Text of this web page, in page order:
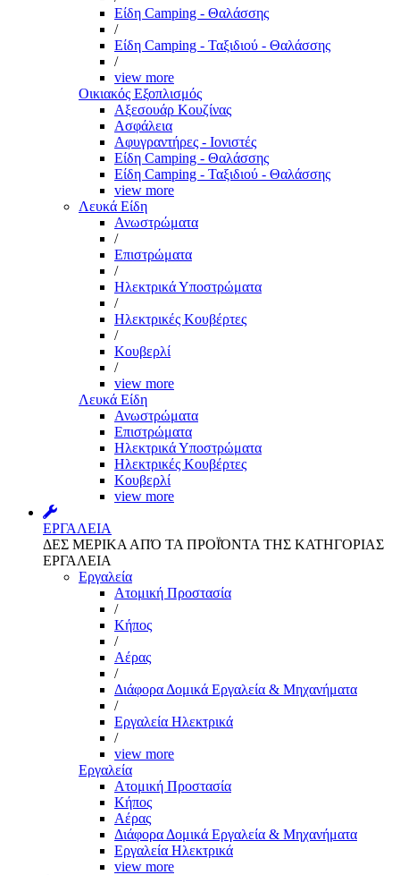
Είδη Camping - Θαλάσσης
/
Είδη Camping - Ταξιδιού - Θαλάσσης
/
view more
Οικιακός Εξοπλισμός
Αξεσουάρ Κουζίνας
Ασφάλεια
Αφυγραντήρες - Ιονιστές
Είδη Camping - Θαλάσσης
Είδη Camping - Ταξιδιού - Θαλάσσης
view more
Λευκά Είδη
Ανωστρώματα
/
Επιστρώματα
/
Ηλεκτρικά Υποστρώματα
/
Ηλεκτρικές Κουβέρτες
/
Κουβερλί
/
view more
Λευκά Είδη
Ανωστρώματα
Επιστρώματα
Ηλεκτρικά Υποστρώματα
Ηλεκτρικές Κουβέρτες
Κουβερλί
view more
ΕΡΓΑΛΕΙΑ
ΔΕΣ ΜΕΡΙΚΑ ΑΠΌ ΤΑ ΠΡΟΪΌΝΤΑ ΤΗΣ ΚΑΤΗΓΟΡΙΑΣ
ΕΡΓΑΛΕΙΑ
Εργαλεία
Aτομική Προστασία
/
Kήπος
/
Αέρας
/
Διάφορα Δομικά Εργαλεία & Μηχανήματα
/
Εργαλεία Ηλεκτρικά
/
view more
Εργαλεία
Aτομική Προστασία
Kήπος
Αέρας
Διάφορα Δομικά Εργαλεία & Μηχανήματα
Εργαλεία Ηλεκτρικά
view more